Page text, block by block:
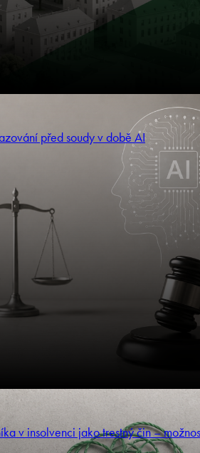
před soudy v době AI
v insolvenci jako trestný čin –